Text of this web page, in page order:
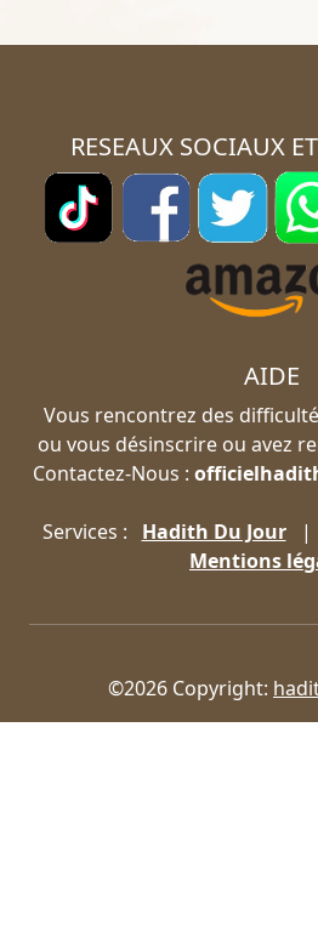
RESEAUX SOCIAUX
AIDE
Vous rencontrez des
ou vous désinscrire ou avez
Contactez-Nous :
Services : Hadith Du Jour|
Mentions
©2026 Copyright: